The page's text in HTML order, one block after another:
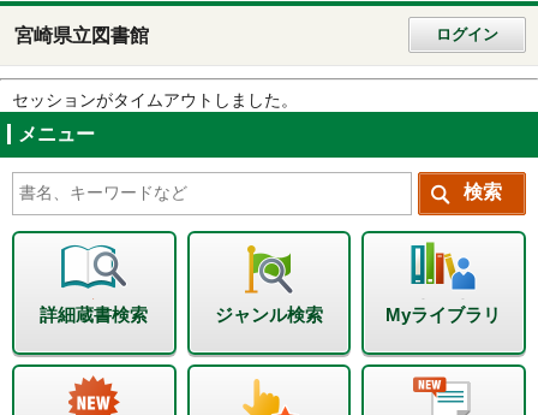
宮崎県立図書館 ログイン
セッションがタイムアウトしました。
メニュー
詳細蔵書検索 ジャンル検索 Myライブラリ